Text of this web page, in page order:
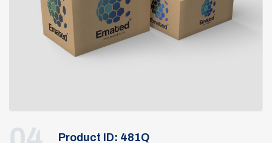
Product ID: 481Q